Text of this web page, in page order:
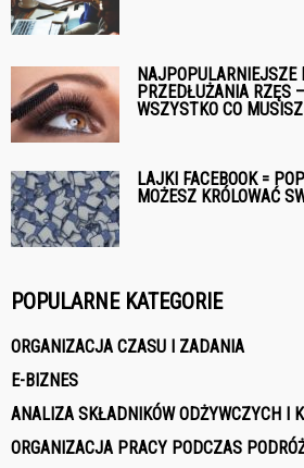
NAJPOPULARNIEJSZE
PRZEDŁUŻANIA RZĘS
WSZYSTKO CO MUSISZ
LAJKI FACEBOOK =
MOŻESZ KRÓLOWAĆ
POPULARNE KATEGORIE
ORGANIZACJA CZASU I ZADANIA
E-BIZNES
ANALIZA SKŁADNIKÓW ODŻYWCZYCH I
ORGANIZACJA PRACY PODCZAS